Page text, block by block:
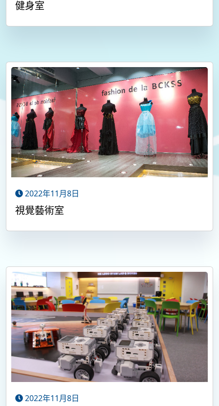
健身室
2022年11月8日
視覺藝術室
2022年11月8日